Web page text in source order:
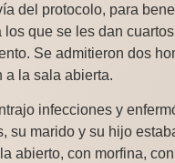
del protocolo, para
que se les dan
Se admitieron dos
a la sala abierta.
infecciones y
su marido y su hijo
abierto, con morfina,